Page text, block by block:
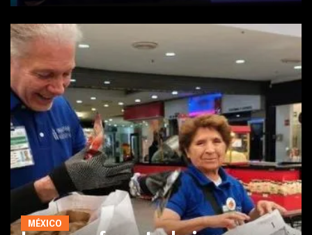
MÉXICO